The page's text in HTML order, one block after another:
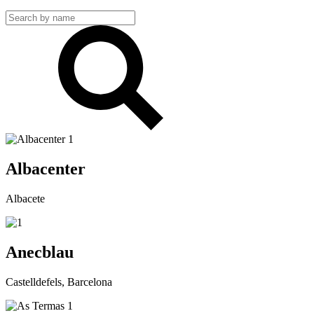
Albacenter
Albacete
Anecblau
Castelldefels, Barcelona